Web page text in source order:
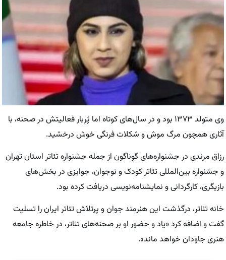
وی متولد ۱۳۷۳ بود و در سال‌های کوتاه اما پُربار فعالیتش در صحنه، با
آثاری همچون مرگ موش و شکلات فرنگی خوش درخشید.
رزاق مرندی در جشنواره‌های گوناگون از جمله جشنواره تئاتر استان تهران
و جشنواره بین‌المللی تئاتر کودک و نوجوان، جوایزی در بخش‌های
بازیگری، کارگردانی و نمایشنامه‌نویسی دریافت کرده بود.
خانه‌ تئاتر، درگذشت این هنرمند جوان و پرتلاش تئاتر ایران را تسلیت
گفت و اضافه کرد «یاد و حضور او بر صحنه‌های تئاتر، در خاطره جامعه
هنری جاودان خواهد ماند».